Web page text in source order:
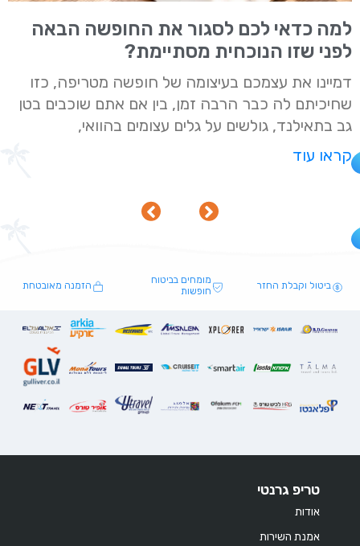
למה כדאי לכם לסגור את החופשה הבאה
לפני שזו הנוכחית מסתיימת?
דמיינו את עצמכם בעיצומה של חופשה מטריפה, כזו
שחיכיתם לה כבר הרבה זמן, בין אם אתם שוכבים בטן
גב בתאילנד, גולשים על גלים עצומים בהוואי,
קראו עוד
ביטול וקבלת החזר
מומחים בביטוח
חופשות
הזמנה מאובטחת
טריפ גרנטי
אודות
אמנת השירות